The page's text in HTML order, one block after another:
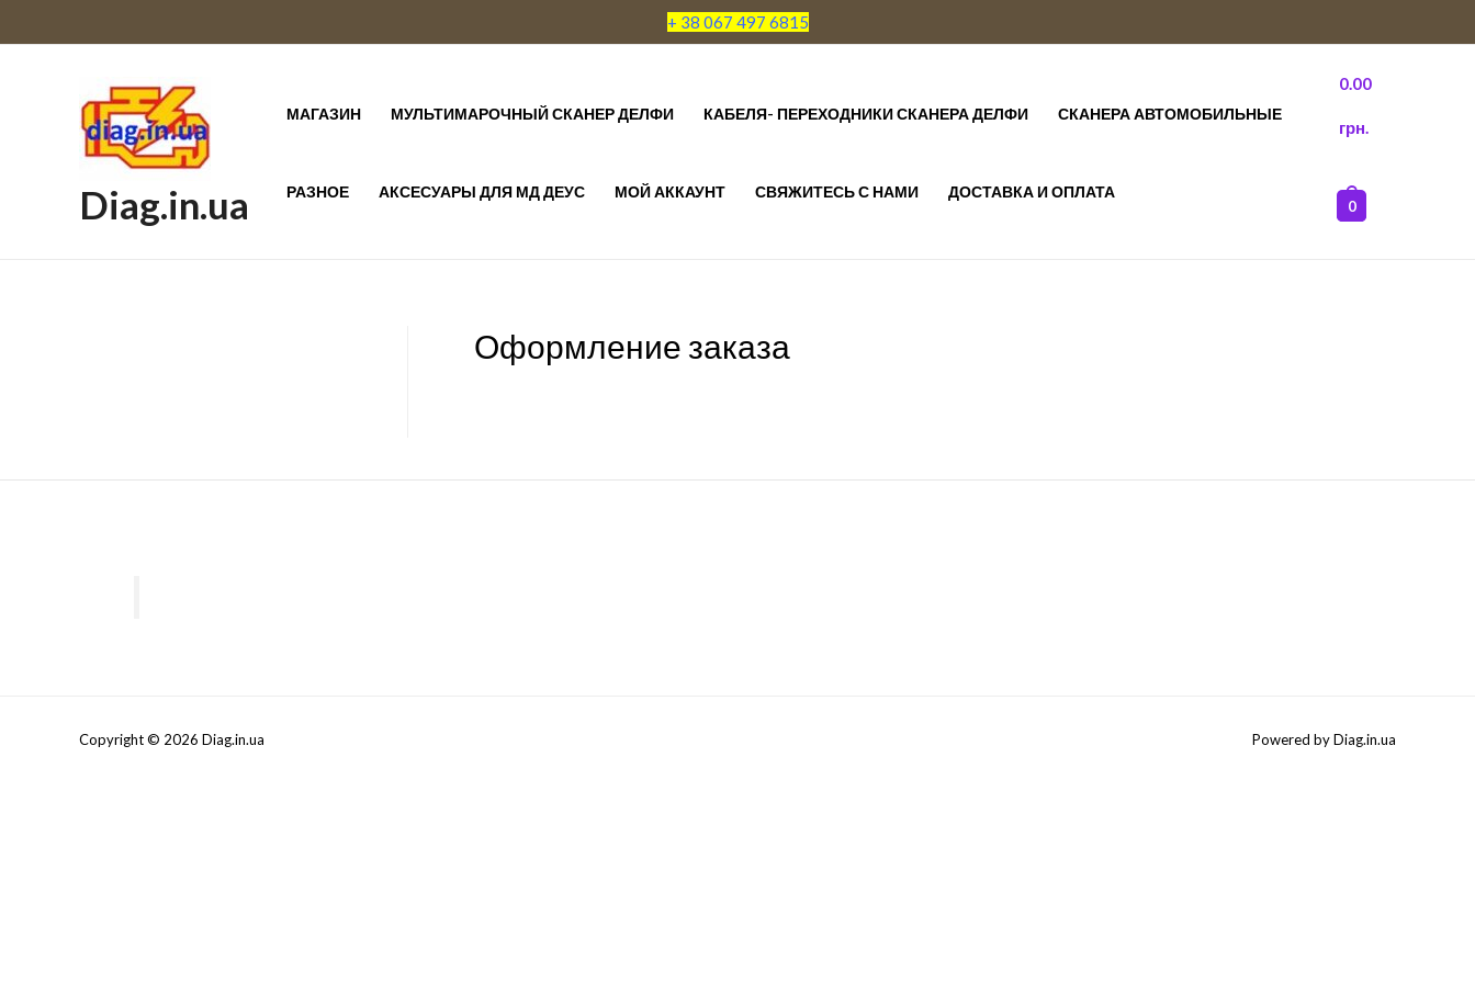
+ 38 067 497 6815
Diag.in.ua
МАГАЗИН МУЛЬТИМАРОЧНЫЙ СКАНЕР ДЕЛФИ КАБЕЛЯ- ПЕРЕХОДНИКИ СКАНЕРА ДЕЛФИ СКАНЕРА АВТОМОБИЛЬНЫЕ
РАЗНОЕ АКСЕСУАРЫ ДЛЯ МД ДЕУС МОЙ АККАУНТ СВЯЖИТЕСЬ С НАМИ ДОСТАВКА И ОПЛАТА
0.00
грн.
0
Оформление заказа
Copyright © 2026 Diag.in.ua Powered by Diag.in.ua